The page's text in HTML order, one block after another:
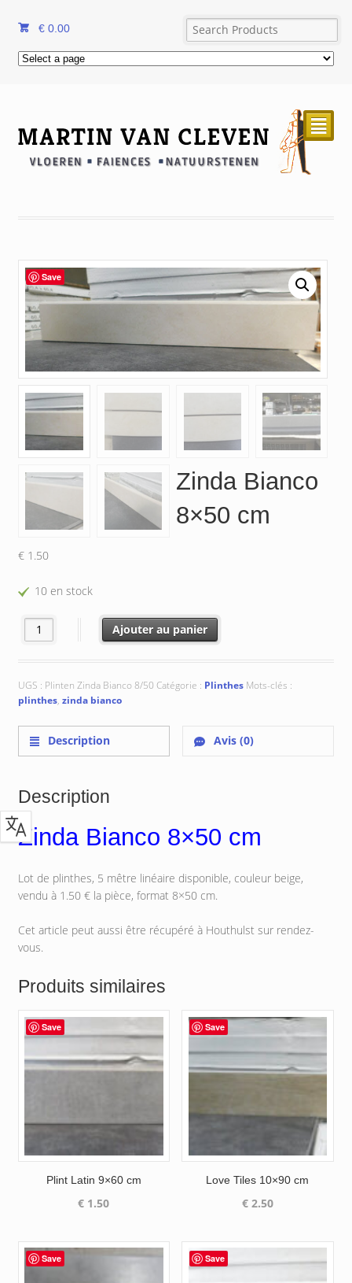
€ 0.00
²
Save
Zinda Bianco
8×50 cm
€1.50
10 en stock
quantité de Zinda Bianco 8x50 cm
Ajouter au panier
UGS : Plinten Zinda Bianco 8/50 Catégorie : Plinthes Mots-clés :
plinthes, zinda bianco
Description Avis (0)
Description
Zinda Bianco 8×50 cm
Lot de plinthes, 5 mêtre linéaire disponible, couleur beige,
vendu à 1.50 € la pièce, format 8×50 cm.
Cet article peut aussi être récupéré à Houthulst sur rendez-
vous.
Produits similaires
Save
Plint Latin 9×60 cm
€ 1.50
Save
Love Tiles 10×90 cm
€2.50
Save Save